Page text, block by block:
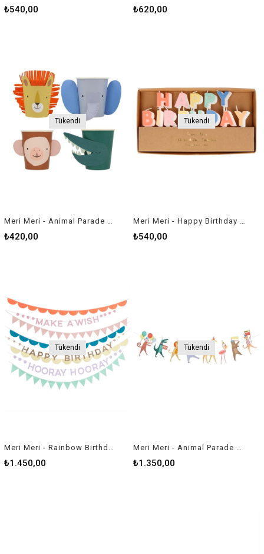
₺540,00 ₺620,00
Tükendi
₺420,00
Tükendi
₺540,00
Tükendi
Meri Meri - Rainbow Birthday Garland - Gökkuşağı Doğum Günü Asılan Süsler - 8 parça
₺1.450,00
Tükendi
Meri Meri - Animal Parade Garland - Hayvan Geçit Töreni Asılan Süs
₺1.350,00